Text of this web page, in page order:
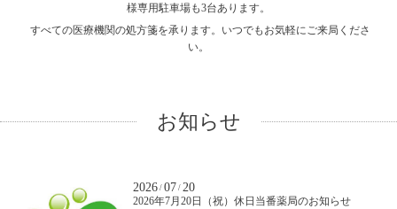
様専用駐車場も3台あります。
すべての医療機関の処方箋を承ります。いつでもお気軽にご来局くださ
い。
お知らせ
2026 / 07 / 20
2026年7月20日（祝）休日当番薬局のお知らせ